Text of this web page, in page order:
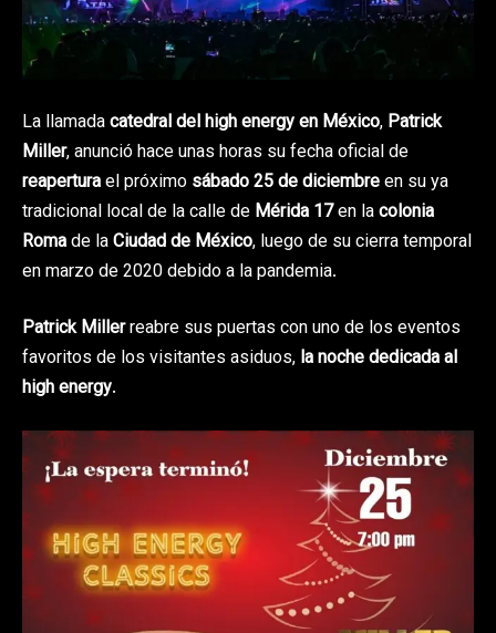
La llamadacatedral del high energy en México, Patrick
Miller, anunció hace unas horas su fecha oficial de
reaperturael próximo sábado 25 de diciembreen su ya
tradicional local de la calle de Mérida 17en lacolonia
Romade laCiudad de México, luego de su cierra temporal
en marzo de 2020 debido a la pandemia.
Patrick Millerreabre sus puertas con uno de los eventos
favoritos de los visitantes asiduos, la noche dedicada al
high energy.